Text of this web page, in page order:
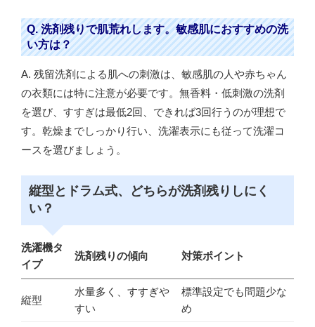
Q. 洗剤残りで肌荒れします。敏感肌におすすめの洗
い方は？
A. 残留洗剤による肌への刺激は、敏感肌の人や赤ちゃん
の衣類には特に注意が必要です。無香料・低刺激の洗剤
を選び、すすぎは最低2回、できれば3回行うのが理想で
す。乾燥までしっかり行い、洗濯表示にも従って洗濯コ
ースを選びましょう。
縦型とドラム式、どちらが洗剤残りしにく
い？
洗濯機タ
イプ
洗剤残りの傾向 対策ポイント
縦型
水量多く、すすぎや
すい
標準設定でも問題少な
め